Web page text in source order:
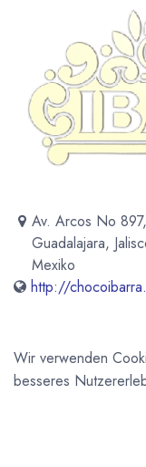
Av. Arcos No
Guadalajara,
Mexiko
http://
Newsletter
Wir verwenden
besseres